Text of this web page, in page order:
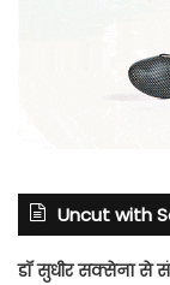
Uncut with
डॉ सुधीर सक्सेना से